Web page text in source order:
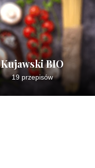
Kujawski BIO
19 przepisów